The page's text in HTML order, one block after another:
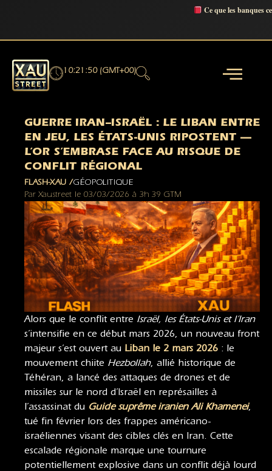
Ce que les banques
10:21:51 (GMT+00)
GUERRE IRAN–ISRAËL : LE LIBAN ENTRE
EN JEU, LES ÉTATS-UNIS RIPOSTENT —
L’OR S’EMBRASE FACE AU RISQUE DE
CONFLIT RÉGIONAL
FLASH-XAU /GÉOPOLITIQUE
Par Xaustreet le 03/03/2026 à 3h 39 GTM
Alors que le conflit entre Israël, les États-Unis et l’Iran
s’intensifie en ce début mars 2026, un nouveau front
majeur s’est ouvert au Liban le 2 mars 2026 : le
mouvement chiite Hezbollah, allié historique de
Téhéran, a lancé des attaques de drones et de
missiles sur le nord d’Israël en représailles à
l’assassinat du Guide suprême iranien Ali Khamenei,
tué fin février lors des frappes américano-
israéliennes visant des cibles clés en Iran. Cette
escalade régionale marque une tournure
potentiellement explosive dans un conflit déjà lourd